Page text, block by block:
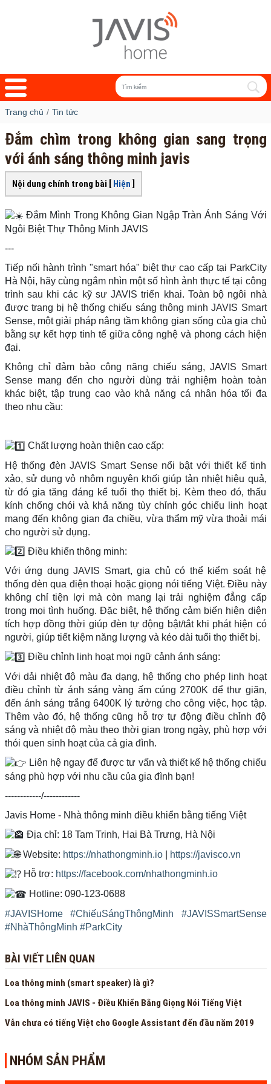
Trang chủ Tin tức
Đắm chìm trong không gian sang trọng
với ánh sáng thông minh javis
Nội dung chính trong bài [ Hiện ]
Đắm Mình Trong Không Gian Ngập Tràn Ánh Sáng Với
Ngôi Biệt Thự Thông Minh JAVIS
---
Tiếp nối hành trình "smart hóa" biệt thự cao cấp tại ParkCity
Hà Nội, hãy cùng ngắm nhìn một số hình ảnh thực tế tại công
trình sau khi các kỹ sư JAVIS triển khai. Toàn bộ ngôi nhà
được trang bị hệ thống chiếu sáng thông minh JAVIS Smart
Sense, một giải pháp nâng tầm không gian sống của gia chủ
bằng sự kết hợp tinh tế giữa công nghệ và phong cách hiện
đại.
Không chỉ đảm bảo công năng chiếu sáng, JAVIS Smart
Sense mang đến cho người dùng trải nghiệm hoàn toàn
khác biệt, tập trung cao vào khả năng cá nhân hóa tối đa
theo nhu cầu:
Chất lượng hoàn thiện cao cấp:
Hệ thống đèn JAVIS Smart Sense nổi bật với thiết kế tinh
xảo, sử dụng vỏ nhôm nguyên khối giúp tản nhiệt hiệu quả,
từ đó gia tăng đáng kể tuổi thọ thiết bị. Kèm theo đó, thấu
kính chống chói và khả năng tùy chỉnh góc chiếu linh hoạt
mang đến không gian đa chiều, vừa thẩm mỹ vừa thoải mái
cho người sử dụng.
Điều khiển thông minh:
Với ứng dụng JAVIS Smart, gia chủ có thể kiểm soát hệ
thống đèn qua điện thoại hoặc giọng nói tiếng Việt. Điều này
không chỉ tiện lợi mà còn mang lại trải nghiệm đẳng cấp
trong mọi tình huống. Đặc biệt, hệ thống cảm biến hiện diện
tích hợp đồng thời giúp đèn tự động bật/tắt khi phát hiện có
người, giúp tiết kiệm năng lượng và kéo dài tuổi thọ thiết bị.
Điều chỉnh linh hoạt mọi ngữ cảnh ánh sáng:
Với dải nhiệt độ màu đa dạng, hệ thống cho phép linh hoạt
điều chỉnh từ ánh sáng vàng ấm cúng 2700K để thư giãn,
đến ánh sáng trắng 6400K lý tưởng cho công việc, học tập.
Thêm vào đó, hệ thống cũng hỗ trợ tự động điều chỉnh độ
sáng và nhiệt độ màu theo thời gian trong ngày, phù hợp với
thói quen sinh hoạt của cả gia đình.
Liên hệ ngay để được tư vấn và thiết kế hệ thống chiếu
sáng phù hợp với nhu cầu của gia đình bạn!
------------/------------
Javis Home - Nhà thông minh điều khiển bằng tiếng Việt
Địa chỉ: 18 Tam Trinh, Hai Bà Trưng, Hà Nội
Website: https://nhathongminh.io|
https://javisco.vn
Hỗ trợ: https://facebook.com/nhathongminh.io
Hotline: 090-123-0688
#JAVISHome
#ChiếuSángThôngMinh
#JAVISSmartSense
#NhàThôngMinh #ParkCity
BÀI VIẾT LIÊN QUAN
Loa thông minh (smart speaker) là gì?
Loa thông minh JAVIS - Điều Khiển Bằng Giọng Nói Tiếng Việt
Vẫn chưa có tiếng Việt cho Google Assistant đến đầu năm 2019
NHÓM SẢN PHẨM